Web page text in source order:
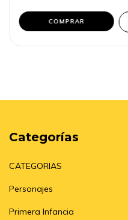
Categorías
CATEGORIAS
Personajes
Primera Infancia